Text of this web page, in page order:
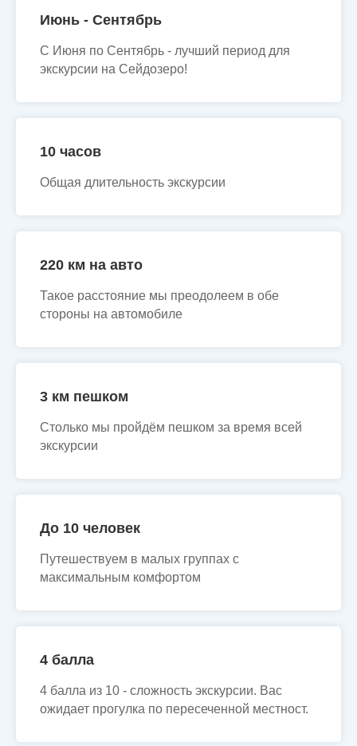
Июнь - Сентябрь
С Июня по Сентябрь - лучший период для
экскурсии на Сейдозеро!
10 часов
Общая длительность экскурсии
220 км на авто
Такое расстояние мы преодолеем в обе
стороны на автомобиле
3 км пешком
Столько мы пройдём пешком за время всей
экскурсии
До 10 человек
Путешествуем в малых группах с
максимальным комфортом
4 балла
4 балла из 10 - сложность экскурсии. Вас
ожидает прогулка по пересеченной местност.